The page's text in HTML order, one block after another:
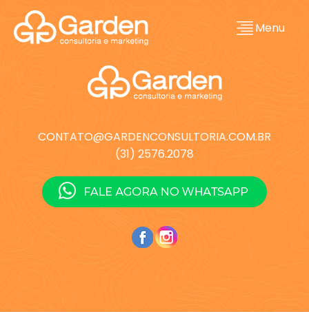
Menu
CONTATO@GARDENCONSULTORIA.COM.BR
(31) 2576.2078